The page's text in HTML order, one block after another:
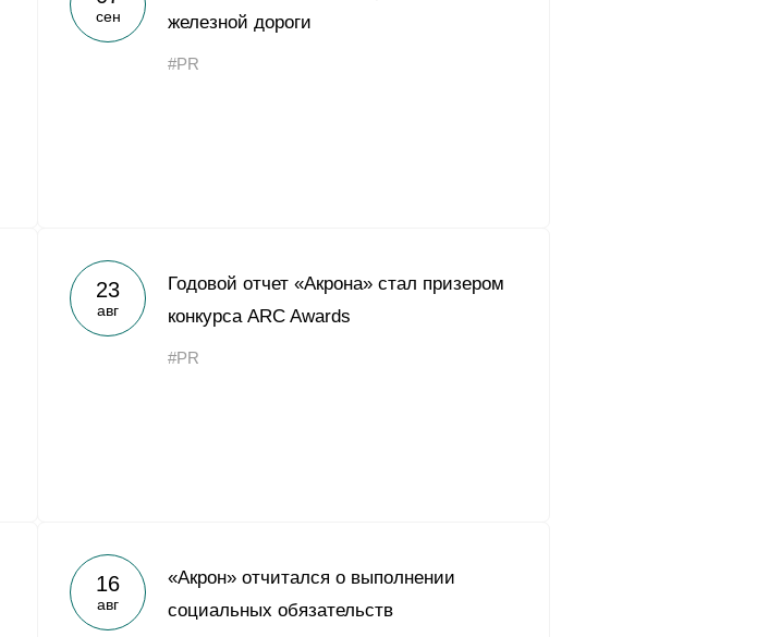
сен
железной дороги
#PR
23
авг
Годовой отчет «Акрона» стал призером
конкурса ARC Awards
#PR
16
авг
«Акрон» отчитался о выполнении
социальных обязательств